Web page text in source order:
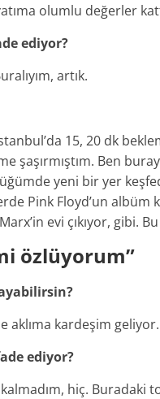
olumlu değerler
ediyor?
artık.
15, 20 dk
şaşırmıştım. Ben
yeni bir yer
Pink Floyd’un
evi çıkıyor, gibi.
özlüyorum”
aklıma kardeşim
ediyor?
hiç. Buradaki